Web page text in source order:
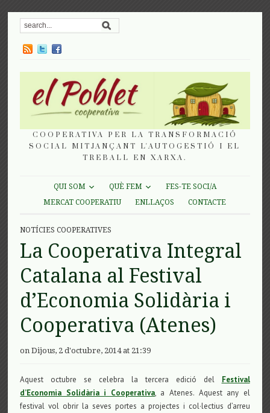
COOPERATIVA PER LA TRANSFORMACIÓ
SOCIAL MITJANÇANT L'AUTOGESTIÓ I EL
TREBALL EN XARXA.
QUI SOM QUÈ FEM
FES-TE SOCI/A
MERCAT COOPERATIU
ENLLAÇOS CONTACTE
NOTÍCIES COOPERATIVES
La Cooperativa Integral
Catalana al Festival
d’Economia Solidària i
Cooperativa (Atenes)
on Dijous, 2 d'octubre, 2014 at 21:39
Aquest octubre se celebra la tercera edició del Festival
d’Economia Solidària i Cooperativa, a Atenes. Aquest any el
festival vol obrir la seves portes a projectes i col·lectius d’arreu